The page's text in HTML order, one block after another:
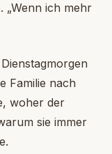
„Wenn ich mehr
Familie nach
woher der
sie immer